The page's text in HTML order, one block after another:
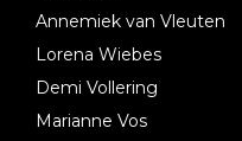
Annemiek van Vleuten
Lorena Wiebes
Demi Vollering
Marianne Vos